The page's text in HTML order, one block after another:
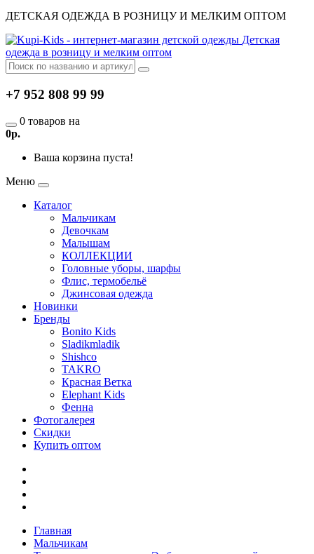
ДЕТСКАЯ ОДЕЖДА В РОЗНИЦУ И МЕЛКИМ ОПТОМ
Детская
одежда в розницу и мелким оптом
+7 952 808 99 99
0 товаров на
0р.
Ваша корзина пуста!
Меню
Каталог
Мальчикам
Девочкам
Малышам
КОЛЛЕКЦИИ
Головные уборы, шарфы
Флис, термобельё
Джинсовая одежда
Новинки
Бренды
Bonito Kids
Sladikmladik
Shishco
TAKRO
Красная Ветка
Elephant Kids
Фенна
Фотогалерея
Скидки
Купить оптом
Главная
Мальчикам